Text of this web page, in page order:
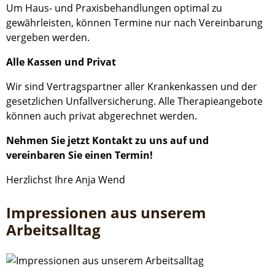
Um Haus- und Praxisbehandlungen optimal zu
gewährleisten, können Termine nur nach Vereinbarung
vergeben werden.
Alle Kassen und Privat
Wir sind Vertragspartner aller Krankenkassen und der
gesetzlichen Unfallversicherung. Alle Therapieangebote
können auch privat abgerechnet werden.
Nehmen Sie jetzt Kontakt zu uns auf und
vereinbaren Sie einen Termin!
Herzlichst Ihre Anja Wend
Impressionen aus unserem
Arbeitsalltag